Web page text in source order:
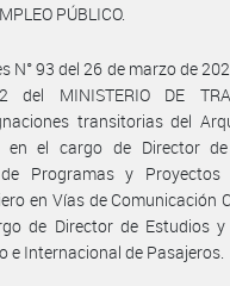
PÚBLICO.
N° 93 del 26 de marzo de
MINISTERIO DE
transitorias del
en el cargo de Director
Programas y Proyectos
en Vías de Comunicación
de Director de Estudios
e Internacional de Pasajeros.